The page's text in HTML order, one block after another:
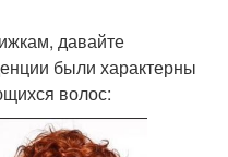
давайте
были характерны
волос: